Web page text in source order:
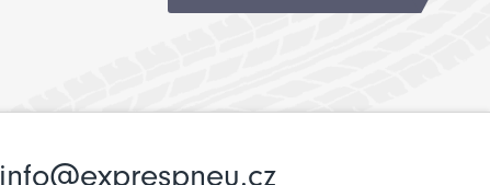
info@exprespneu.cz